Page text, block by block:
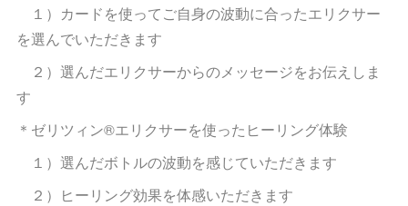
１）カードを使ってご自身の波動に合ったエリクサー
を選んでいただきます
２）選んだエリクサーからのメッセージをお伝えしま
す
＊ゼリツィン®︎エリクサーを使ったヒーリング体験
１）選んだボトルの波動を感じていただきます
２）ヒーリング効果を体感いただきます